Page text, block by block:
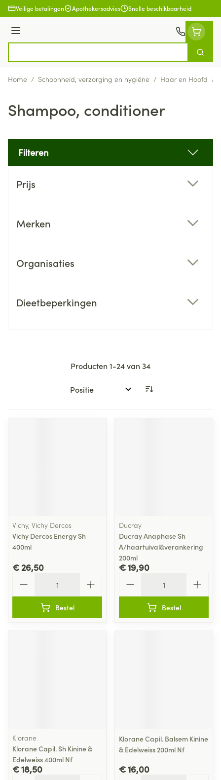
Ga naar de inhoud
Veilige betalingen Apothekersadvies Snelle beschikbaarheid
Menu
Zoek
Home / Schoonheid, verzorging en hygiëne / Haar en Hoofd /
Shampoo, conditioner
Filteren
Prijs
Merken
Organisaties
Dieetbeperkingen
Producten1-24van34
Sorteer op:
Vichy, Vichy Dercos
Vichy Dercos Energy Sh
400ml
€ 26,50
Bestel
Ducray
Ducray Anaphase Sh
A/haartuival&verankering
200ml
€ 19,90
Bestel
Klorane
Klorane Capil. Sh Kinine &
Edelweiss 400ml Nf
€ 18,50
Klorane Capil. Balsem Kinine
& Edelweiss 200ml Nf
€ 16,00